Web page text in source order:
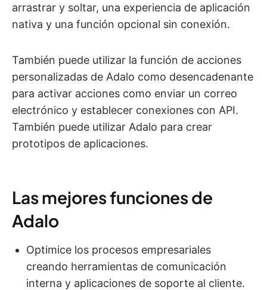
arrastrar y soltar, una experiencia de aplicación
nativa y una función opcional sin conexión.
También puede utilizar la función de acciones
personalizadas de Adalo como desencadenante
para activar acciones como enviar un correo
electrónico y establecer conexiones con API.
También puede utilizar Adalo para crear
prototipos de aplicaciones.
Las mejores funciones de
Adalo
Optimice los procesos empresariales
creando herramientas de comunicación
interna y aplicaciones de soporte al cliente.